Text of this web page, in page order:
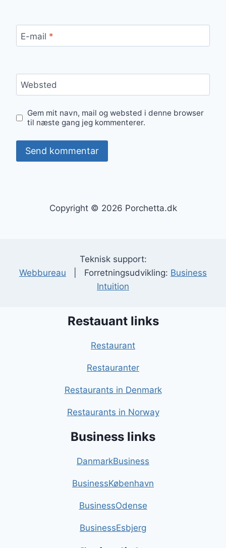
E-mail *
Websted
Gem mit navn, mail og websted i denne browser
til næste gang jeg kommenterer.
Copyright © 2026 Porchetta.dk
Teknisk support:
Webbureau | Forretningsudvikling: Business
Intuition
Restauant links
Restaurant
Restauranter
Restaurants in Denmark
Restaurants in Norway
Business links
DanmarkBusiness
BusinessKøbenhavn
BusinessOdense
BusinessEsbjerg